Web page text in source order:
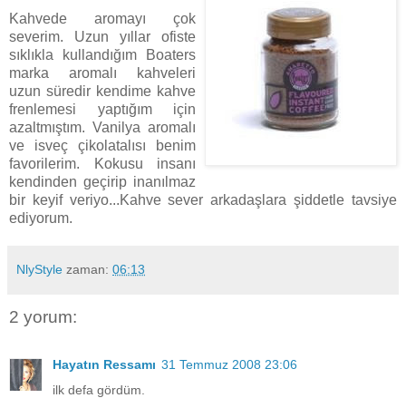
Kahvede aromayı çok
severim. Uzun yıllar ofiste
sıklıkla kullandığım Boaters
marka aromalı kahveleri
uzun süredir kendime kahve
frenlemesi yaptığım için
azaltmıştım. Vanilya aromalı
ve isveç çikolatalısı benim
favorilerim. Kokusu insanı
kendinden geçirip inanılmaz
bir keyif veriyo...Kahve sever arkadaşlara şiddetle tavsiye
ediyorum.
NlyStyle zaman: 06:13
2 yorum:
Hayatın Ressamı 31 Temmuz 2008 23:06
ilk defa gördüm.